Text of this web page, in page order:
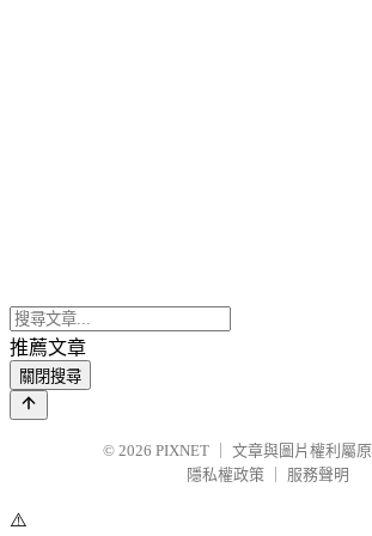
推薦文章
關閉搜尋
© 2026 PIXNET
文章與圖片權利屬
隱私權政策
服務聲明
⚠️